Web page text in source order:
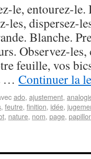
le, entourez-le.
les, dispersez-
Blanche.
Observez-
feuille, vos
… Continuer la
ado, ajustement,
, feutre, finition, idée,
, nature, nom, page,